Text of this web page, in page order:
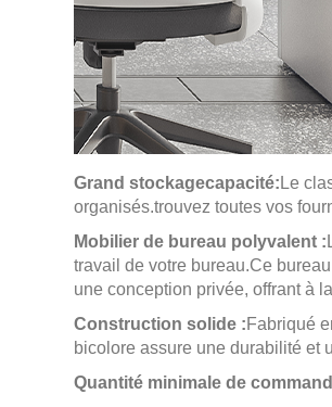
Grand stockagecapacité: Le
organisés.trouvez toutes vos
Mobilier de bureau polyvalent :
travail de votre bureau.Ce
une conception privée, offrant à
Construction solide :Fabriqué
bicolore assure une durabilité et
Quantité minimale de